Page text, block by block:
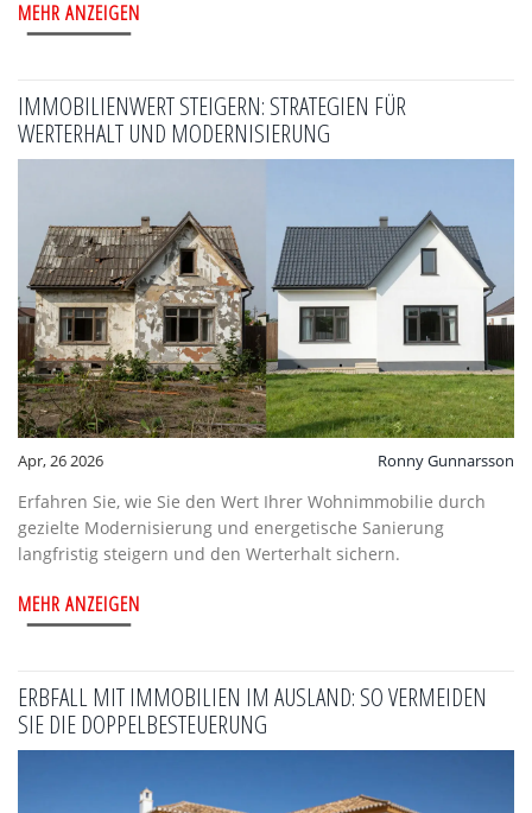
MEHR ANZEIGEN
IMMOBILIENWERT STEIGERN: STRATEGIEN FÜR
WERTERHALT UND MODERNISIERUNG
Apr, 26 2026 Ronny Gunnarsson
Erfahren Sie, wie Sie den Wert Ihrer Wohnimmobilie durch
gezielte Modernisierung und energetische Sanierung
langfristig steigern und den Werterhalt sichern.
MEHR ANZEIGEN
ERBFALL MIT IMMOBILIEN IM AUSLAND: SO VERMEIDEN
SIE DIE DOPPELBESTEUERUNG